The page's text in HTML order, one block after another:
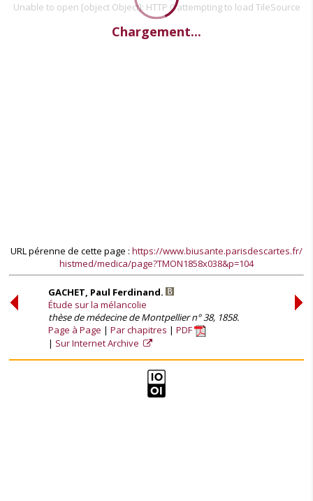
Unable to open [object Object]: HTTP 0 attempting to load TileSource
Chargement...
URL pérenne de cette page : https://www.biusante.parisdescartes.fr/
histmed/medica/page?TMON1858x038&p=104
GACHET, Paul Ferdinand.
Étude sur la mélancolie
thèse de médecine de Montpellier n° 38, 1858.
Page à Page
Par chapitres
PDF
Sur Internet Archive